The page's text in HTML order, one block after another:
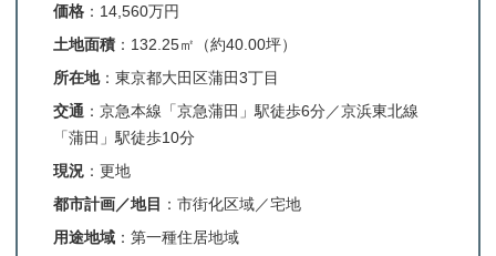
価格：14,560万円
土地面積：132.25㎡（約40.00坪）
所在地：東京都大田区蒲田3丁目
交通 ：京急本線「京急蒲田」駅徒歩6分／京浜東北線
「蒲田」駅徒歩10分
現況：更地
都市計画／地目 ：市街化区域／宅地
用途地域：第一種住居地域